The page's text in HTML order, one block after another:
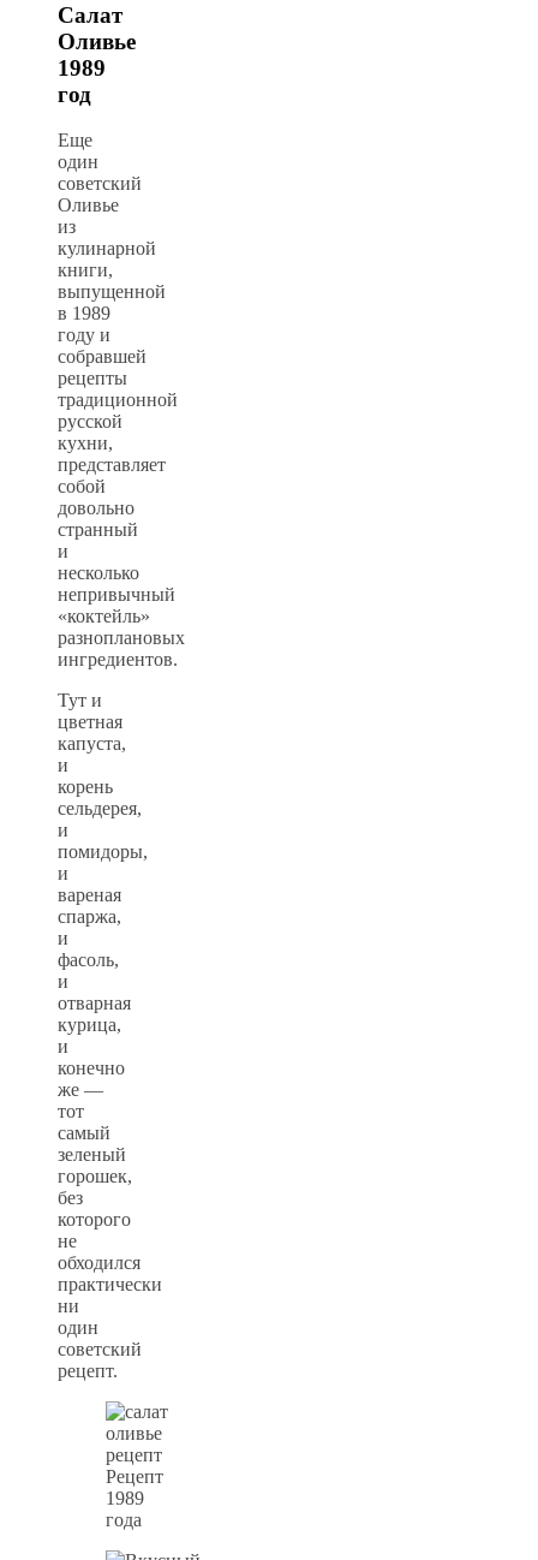
Салат
Оливье
1989
год
Еще
один
советский
Оливье
из
кулинарной
книги,
выпущенной
в 1989
году и
собравшей
рецепты
традиционной
русской
кухни,
представляет
собой
довольно
странный
и
несколько
непривычный
«коктейль»
разноплановых
ингредиентов.
Тут и
цветная
капуста,
и
корень
сельдерея,
и
помидоры,
и
вареная
спаржа,
и
фасоль,
и
отварная
курица,
и
конечно
же —
тот
самый
зеленый
горошек,
без
которого
не
обходился
практически
ни
один
советский
рецепт.
Рецепт
1989
года